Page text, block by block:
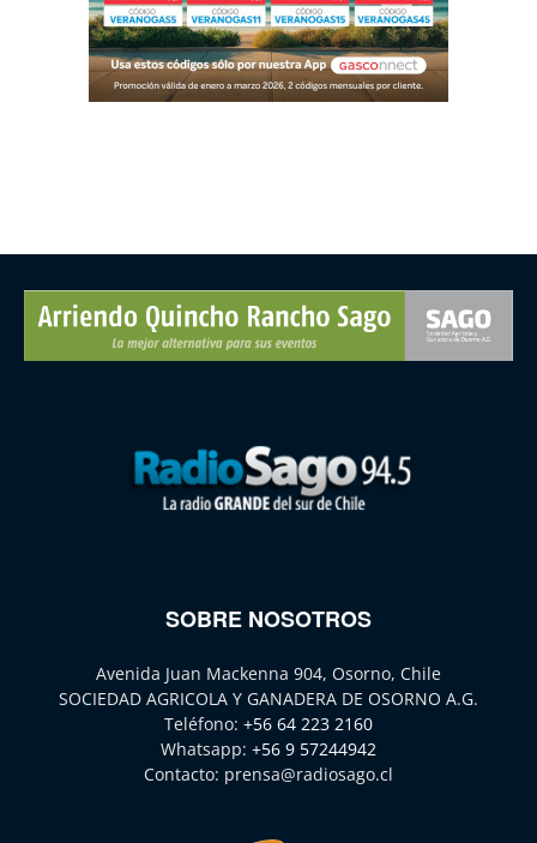
SOBRE NOSOTROS
Avenida Juan Mackenna 904, Osorno, Chile
SOCIEDAD AGRICOLA Y GANADERA DE OSORNO A.G.
Teléfono: +56 64 223 2160
Whatsapp: +56 9 57244942
Contacto: prensa@radiosago.cl